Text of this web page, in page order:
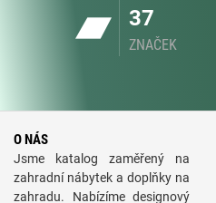
37
ZNAČEK
O NÁS
Jsme katalog zaměřený na
zahradní nábytek a doplňky na
zahradu. Nabízíme designový